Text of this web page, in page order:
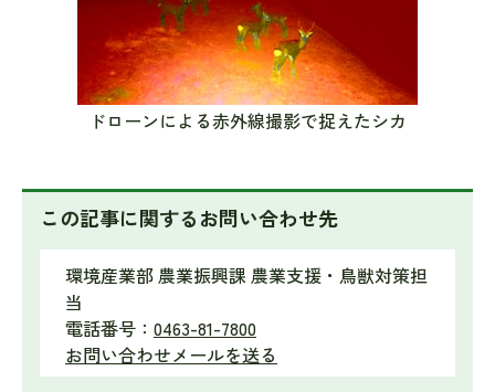
ドローンによる赤外線撮影で捉えたシカ
この記事に関するお問い合わせ先
環境産業部 農業振興課 農業支援・鳥獣対策担
当
電話番号： 0463-81-7800
お問い合わせメールを送る